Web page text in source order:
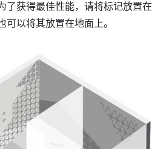
了获得最佳性能，请将标记放置在
可以将其放置在地面上。